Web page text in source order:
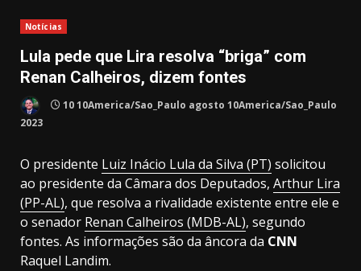
Notícias
Lula pede que Lira resolva “briga” com
Renan Calheiros, dizem fontes
10 10America/Sao_Paulo agosto 10America/Sao_Paulo
2023
O presidente Luiz Inácio Lula da Silva (PT) solicitou
ao presidente da Câmara dos Deputados, Arthur Lira
(PP-AL), que resolva a rivalidade existente entre ele e
o senador Renan Calheiros (MDB-AL), segundo
fontes. As informações são da âncora da CNN
Raquel Landim.